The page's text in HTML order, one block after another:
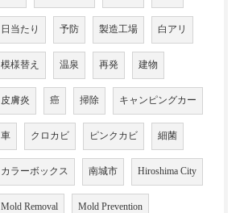
日当たり 予防 製造工場 白アリ
模様替え 温泉 再発 建物
皮膚炎 癌 掃除 キャンピングカー
車 クロカビ ピンクカビ 細菌
カラーボックス 南城市 Hiroshima City
Mold Removal Mold Prevention